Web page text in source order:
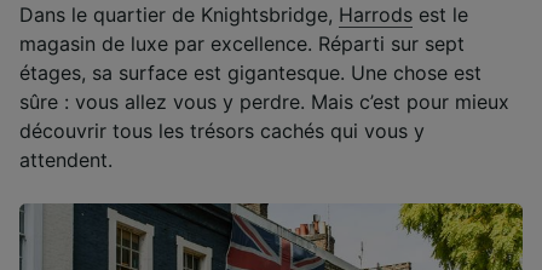
Dans le quartier de Knightsbridge, Harrods est le
magasin de luxe par excellence. Réparti sur sept
étages, sa surface est gigantesque. Une chose est
sûre : vous allez vous y perdre. Mais c’est pour mieux
découvrir tous les trésors cachés qui vous y
attendent.